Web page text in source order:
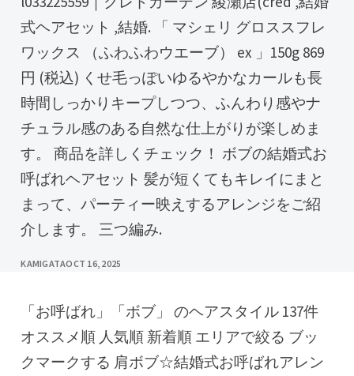
式ヘアセット ,結婚. 「 マシェリ グロススフレ
ワックス （ふわふわウエーブ） ex 」150g 869
円 (税込) くせ毛っぽいゆるやかなカールも長
時間しっかりキープしつつ、ふんわり感やナ
チュラル感のある自然な仕上がりが楽しめま
す。 商品を詳しくチェック！ ボブの結婚式お
呼ばれヘアセット 髪が短くてもキレイにまと
まって、パーティー映えするアレンジをご紹
介します。 三つ編み.
KAMIGATAOCT 16, 2025
「お呼ばれ」「ボブ」 のヘアスタイル 137件
オススメ順 人気順 新着順 エリアで絞る ブッ
クマークする 肩ボブ☆結婚式お呼ばれアレン